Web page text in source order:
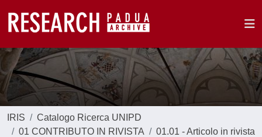
IRIS
Catalogo Ricerca UNIPD
01 CONTRIBUTO IN RIVISTA
01.01 - Articolo in rivista